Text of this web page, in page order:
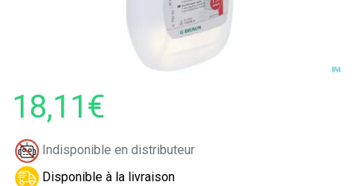
18,11€
Indisponible en distributeur
Disponible à la livraison